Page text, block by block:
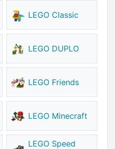
LEGO Classic
LEGO DUPLO
LEGO Friends
LEGO Minecraft
LEGO Speed